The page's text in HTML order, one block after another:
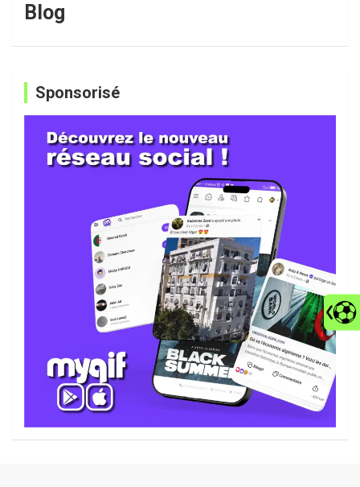
Blog
Sponsorisé